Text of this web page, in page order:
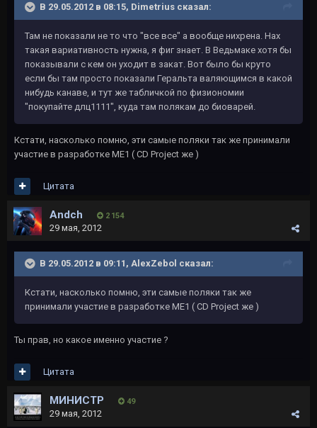
В 29.05.2012 в 08:15, Dimetrius сказал:
Там не показали не то что "все все" а вообще нихрена. Нах
такая вариативность нужна, я фиг знает. В Ведьмаке хотя бы
показывали с кем он уходит в закат. Вот было бы круто
если бы там просто показали Геральта валяющимся в какой
нибудь канаве, и тут же табличкой по физиономии
"покупайте длц1111", куда там полякам до биоварей.
Кстати, насколько помню, эти самые поляки так же принимали
участие в разработке ME1 ( CD Project же )
Цитата
Andch 2 154
29 мая, 2012
В 29.05.2012 в 09:11, AlexZebol сказал:
Кстати, насколько помню, эти самые поляки так же
принимали участие в разработке ME1 ( CD Project же )
Ты прав, но какое именно участие ?
Цитата
МИНИСТР 49
29 мая, 2012